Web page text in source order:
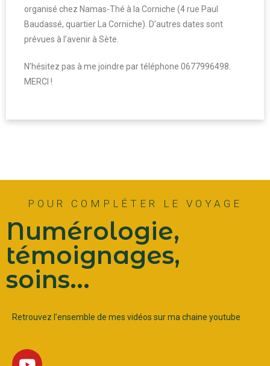
organisé chez Namas-Thé à la Corniche (4 rue Paul
Baudassé, quartier La Corniche). D’autres dates sont
prévues à l’avenir à Sète.
N’hésitez pas à me joindre par téléphone 0677996498.
MERCI !
POUR COMPLÉTER LE VOYAGE
Numérologie,
témoignages,
soins...
Retrouvez l’ensemble de mes vidéos sur ma chaine youtube